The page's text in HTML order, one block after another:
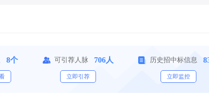
8个 可引荐人脉 706人
立即引荐
历史招中标信息
立即监控